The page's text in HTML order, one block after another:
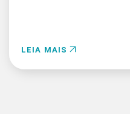
LEIA MAIS